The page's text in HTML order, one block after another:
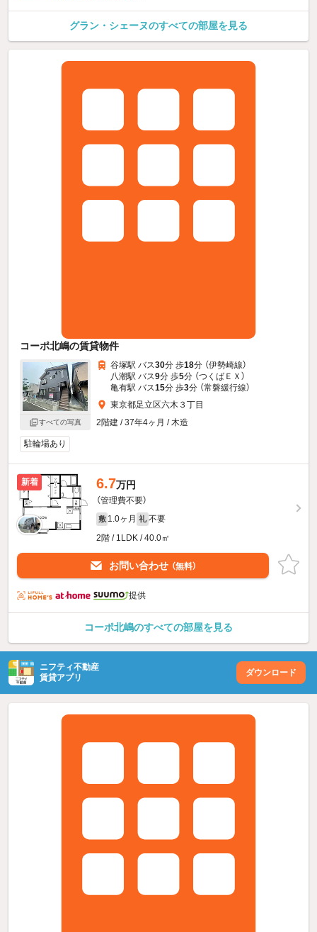
グラン・シェーヌのすべての部屋を見る
コーポ北嶋の賃貸物件
すべての写真
谷塚駅 バス30分 歩18分 （伊勢崎線）
八潮駅 バス9分 歩5分 （つくばＥＸ）
亀有駅 バス15分 歩3分 （常磐緩行線）
東京都足立区六木３丁目
2階建 / 37年4ヶ月 / 木造
駐輪場あり
新着 6.7万円
（管理費不要）
敷 1.0ヶ月 礼 不要
2階 / 1LDK / 40.0㎡
お問い合わせ （無料）
提供
コーポ北嶋のすべての部屋を見る
ニフティ不動産
賃貸アプリ
ダウンロード